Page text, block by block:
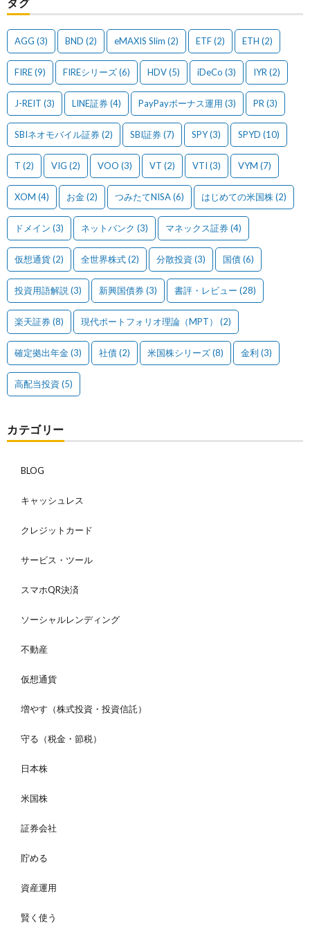
AGG (3) BND (2) eMAXIS Slim (2) ETF(2) ETH (2)
FIRE(9) FIREシリーズ(6) HDV(5) iDeCo (3) IYR (2)
J-REIT (3) LINE証券(4) PayPayボーナス運用 (3) PR (3)
SBIネオモバイル証券(2) SBI証券(7) SPY(3) SPYD (10)
T (2) VIG (2) VOO (3) VT (2) VTI (3) VYM (7)
XOM (4) お金(2) つみたてNISA(6) はじめての米国株(2)
ドメイン (3) ネットバンク (3) マネックス証券(4)
仮想通貨(2) 全世界株式(2) 分散投資 (3) 国債(6)
投資用語解説 (3) 新興国債券(3) 書評・レビュー (28)
楽天証券(8) 現代ポートフォリオ理論（MPT） (2)
確定拠出年金(3) 社債(2) 米国株シリーズ(8) 金利 (3)
高配当投資 (5)
カテゴリー
BLOG
キャッシュレス
クレジットカード
サービス・ツール
スマホQR決済
ソーシャルレンディング
不動産
仮想通貨
増やす（株式投資・投資信託）
守る（税金・節税）
日本株
米国株
証券会社
貯める
資産運用
賢く使う